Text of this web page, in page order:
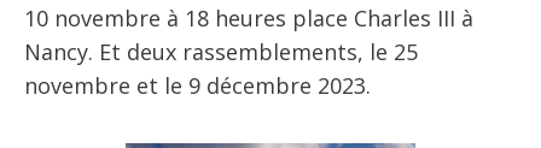
10 novembre à 18 heures place Charles III à
Nancy. Et deux rassemblements, le 25
novembre et le 9 décembre 2023.